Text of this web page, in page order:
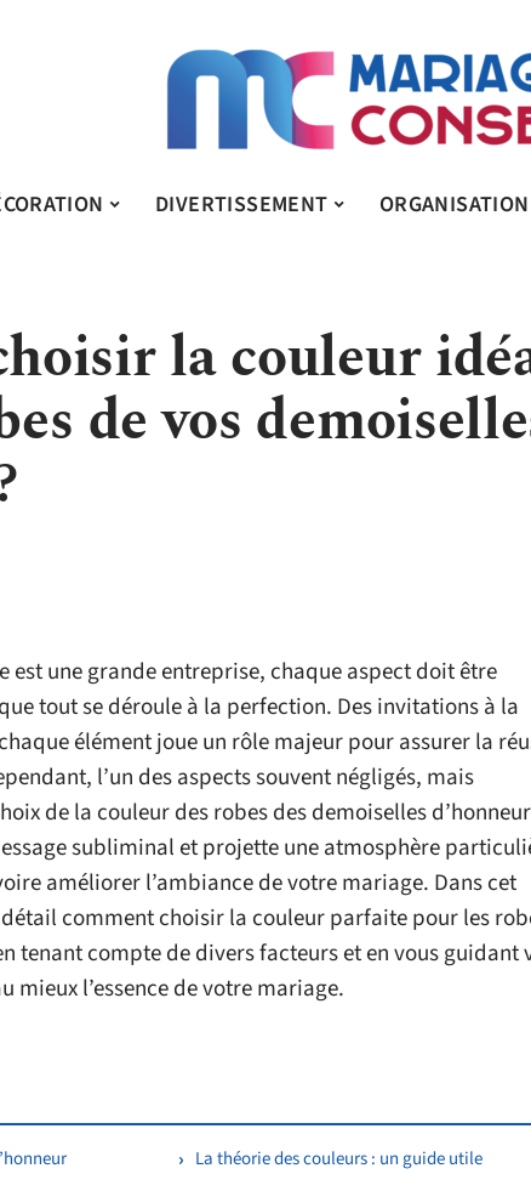
DIVERTISSEMENT ORGANISATION
la couleur
de vos
est une grande entreprise, chaque aspect doit être
tout se déroule à la perfection. Des invitations à la
élément joue un rôle majeur pour assurer la
l’un des aspects souvent négligés, mais
de la couleur des robes des demoiselles
subliminal et projette une atmosphère
améliorer l’ambiance de votre mariage. Dans cet
comment choisir la couleur parfaite pour les
tenant compte de divers facteurs et en vous guidant
mieux l’essence de votre mariage.
La théorie des couleurs : un guide utile